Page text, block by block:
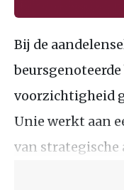
Bij de
voorzichtigheid
Unie werkt aan
van strategische